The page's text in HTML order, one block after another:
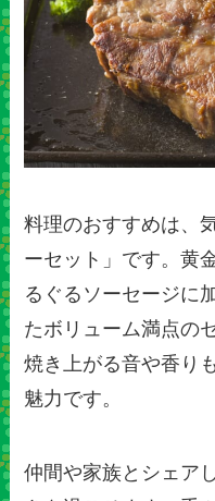
料理のおすすめは、
ーセット」です。黄
るぐるソーセージに
たボリューム満点の
焼き上がる音や香り
魅力です。
仲間や家族とシェア